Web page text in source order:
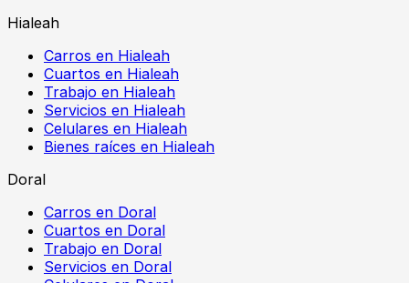
Hialeah
Carros en Hialeah
Cuartos en Hialeah
Trabajo en Hialeah
Servicios en Hialeah
Celulares en Hialeah
Bienes raíces en Hialeah
Doral
Carros en Doral
Cuartos en Doral
Trabajo en Doral
Servicios en Doral